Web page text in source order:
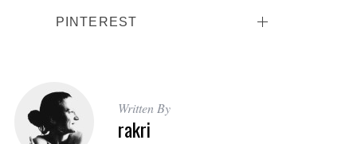
PINTEREST
Written By
rakri